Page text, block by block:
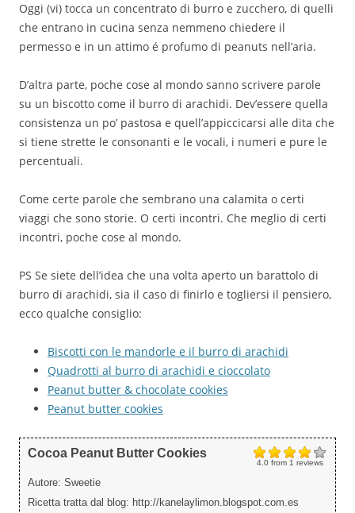
Oggi (vi) tocca un concentrato di burro e zucchero, di quelli
che entrano in cucina senza nemmeno chiedere il
permesso e in un attimo é profumo di peanuts nell’aria.
D’altra parte, poche cose al mondo sanno scrivere parole
su un biscotto come il burro di arachidi. Dev’essere quella
consistenza un po’ pastosa e quell’appiccicarsi alle dita che
si tiene strette le consonanti e le vocali, i numeri e pure le
percentuali.
Come certe parole che sembrano una calamita o certi
viaggi che sono storie. O certi incontri. Che meglio di certi
incontri, poche cose al mondo.
PS Se siete dell’idea che una volta aperto un barattolo di
burro di arachidi, sia il caso di finirlo e togliersi il pensiero,
ecco qualche consiglio:
Biscotti con le mandorle e il burro di arachidi
Quadrotti al burro di arachidi e cioccolato
Peanut butter & chocolate cookies
Peanut butter cookies
4.0from 1 reviews
Cocoa Peanut Butter Cookies
Autore: Sweetie
Ricetta tratta dal blog: http://kanelaylimon.blogspot.com.es